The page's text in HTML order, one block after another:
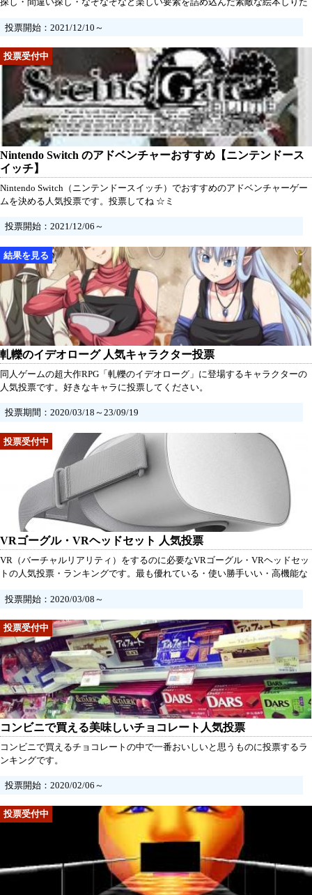
す。
投票開始：2021/12/10～
Nintendo Switch のアドベンチャーおすすめ【ニンテンドース
イッチ】
Nintendo Switch（ニンテンドースイッチ）でおすすめのアドベンチャーゲー
ムを決める人気投票です。投票してね ☆ミ
投票開始：2021/12/06～
軋轢のイデオローグ 人気キャラクター投票
同人ゲームの超大作RPG「軋轢のイデオローグ」に登場するキャラクターの
人気投票です。好きなキャラに投票してください。
投票期間：2020/03/18～23/09/19
VRゴーグル・VRヘッドセット 人気投票
VR（バーチャルリアリティ）をするのに必要なVRゴーグル・VRヘッドセッ
トの人気投票・ランキングです。最も優れている・使い勝手いい・高機能な
あったら追加をしてくれるとうれしいです。
投票開始：2020/03/08～
コンビニで買える美味しいチョコレート人気投票
コンビニで買えるチョコレートの中で一番おいしいと思うものに投票するラ
ンキングです。
投票開始：2020/02/06～